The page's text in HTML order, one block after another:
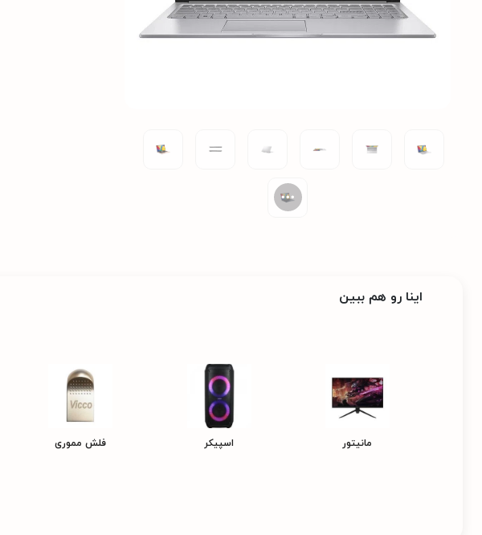
اینا رو هم ببین
مانیتور اسپیکر فلش مموری